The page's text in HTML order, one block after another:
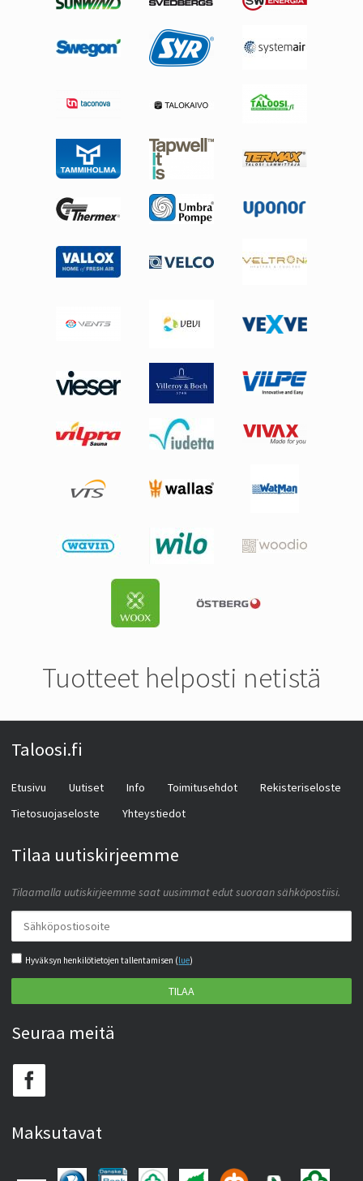
Tuotteet helposti netistä
Taloosi.fi
Etusivu Uutiset Info Toimitusehdot
Rekisteriseloste
Tietosuojaseloste
Yhteystiedot
Tilaa uutiskirjeemme
Tilaamalla uutiskirjeemme saat uusimmat edut suoraan sähköpostiisi.
Hyväksyn henkilötietojen tallentamisen (lue)
TILAA
Seuraa meitä
Maksutavat